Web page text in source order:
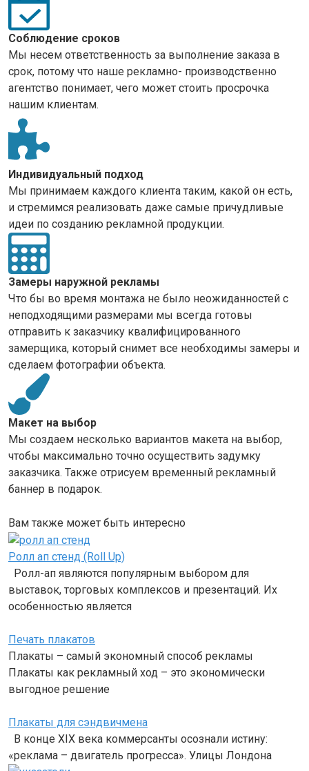
Соблюдение сроков
Мы несем ответственность за выполнение заказа в
срок, потому что наше рекламно- производственно
агентство понимает, чего может стоить просрочка
нашим клиентам.
Индивидуальный подход
Мы принимаем каждого клиента таким, какой он есть,
и стремимся реализовать даже самые причудливые
идеи по созданию рекламной продукции.
Замеры наружной рекламы
Что бы во время монтажа не было неожиданностей с
неподходящими размерами мы всегда готовы
отправить к заказчику квалифицированного
замерщика, который снимет все необходимы замеры и
сделаем фотографии объекта.
Макет на выбор
Мы создаем несколько вариантов макета на выбор,
чтобы максимально точно осуществить задумку
заказчика. Также отрисуем временный рекламный
баннер в подарок.
Вам также может быть интересно
Ролл ап стенд (Roll Up)
Ролл-ап являются популярным выбором для
выставок, торговых комплексов и презентаций. Их
особенностью является
Печать плакатов
Плакаты – самый экономный способ рекламы
Плакаты как рекламный ход – это экономически
выгодное решение
Плакаты для сэндвичмена
В конце XIX века коммерсанты осознали истину:
«реклама – двигатель прогресса». Улицы Лондона